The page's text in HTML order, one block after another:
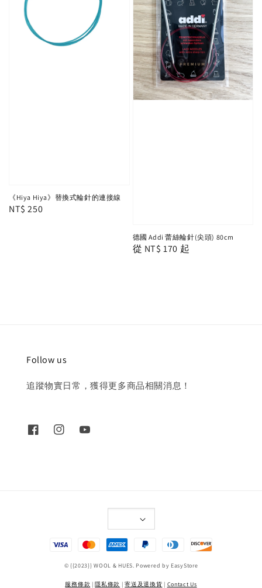
《Hiya Hiya》替換式輪針的連接線
Regular
NT$ 250
德國 Addi 蕾絲輪針(尖頭) 80cm
Regular
從 NT$ 170 起
Follow us
追蹤物實日常，獲得更多商品相關消息！
© {{2023}} WOOL & HUES. Powered by EasyStore
服務條款 |隱私條款 |寄送及退換貨 | Contact Us